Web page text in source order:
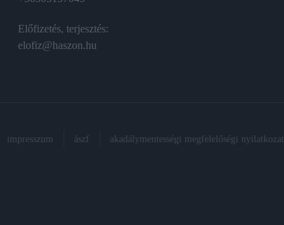
Előfizetés, terjesztés:
elofiz@haszon.hu
impresszum ászf akadálymentességi megfelelőségi nyilatkozat